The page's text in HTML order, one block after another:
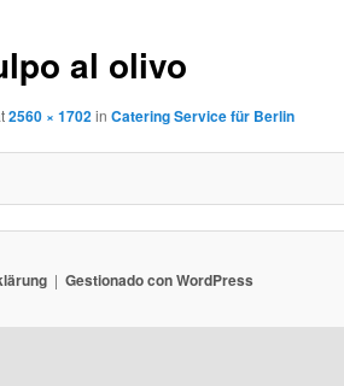
al olivo
2560 × 1702inCatering Service für Berlin
Gestionado con WordPress